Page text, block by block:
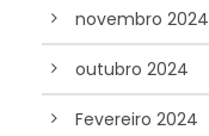
novembro 2024
outubro 2024
Fevereiro 2024